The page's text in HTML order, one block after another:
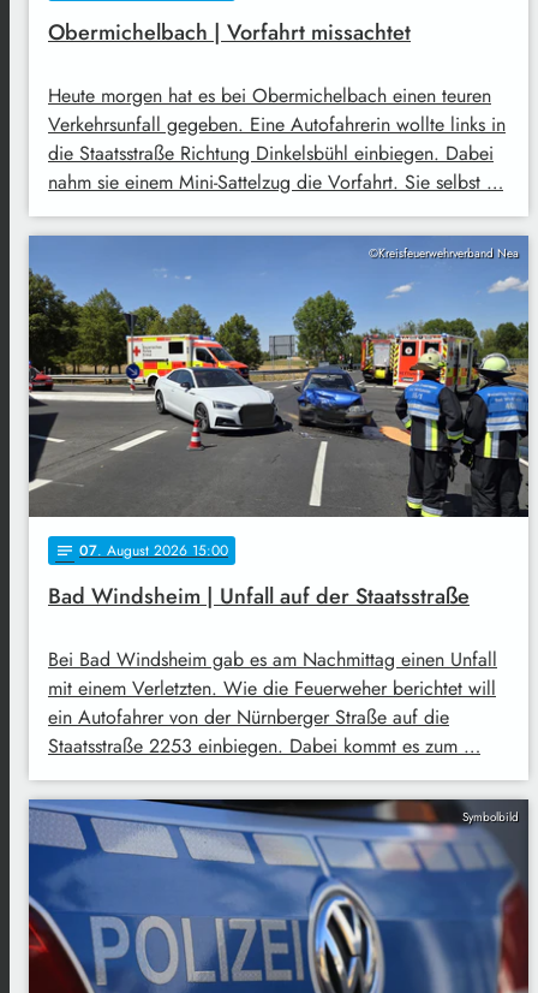
Obermichelbach | Vorfahrt missachtet
Heute morgen hat es bei Obermichelbach einen teuren
Verkehrsunfall gegeben. Eine Autofahrerin wollte links in
die Staatsstraße Richtung Dinkelsbühl einbiegen. Dabei
nahm sie einem Mini-Sattelzug die Vorfahrt. Sie selbst …
©Kreisfeuerwehrverband Nea
notes 07. August 2026 15:00
Bad Windsheim | Unfall auf der Staatsstraße
Bei Bad Windsheim gab es am Nachmittag einen Unfall
mit einem Verletzten. Wie die Feuerweher berichtet will
ein Autofahrer von der Nürnberger Straße auf die
Staatsstraße 2253 einbiegen. Dabei kommt es zum …
Symbolbild